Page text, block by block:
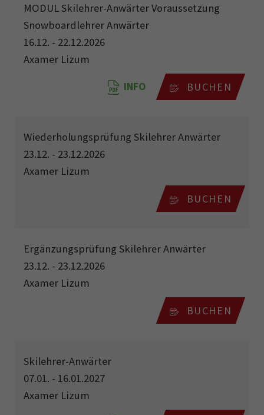
MODUL Skilehrer-Anwärter Voraussetzung
Snowboardlehrer Anwärter
16.12. - 22.12.2026
Axamer Lizum
INFO BUCHEN
Wiederholungsprüfung Skilehrer Anwärter
23.12. - 23.12.2026
Axamer Lizum
BUCHEN
Ergänzungsprüfung Skilehrer Anwärter
23.12. - 23.12.2026
Axamer Lizum
BUCHEN
Skilehrer-Anwärter
07.01. - 16.01.2027
Axamer Lizum